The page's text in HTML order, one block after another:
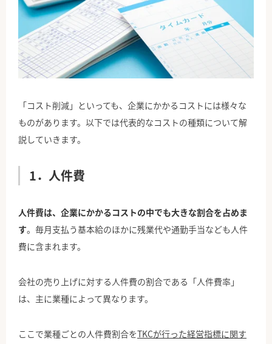
「コスト削減」といっても、企業にかかるコストには様々な
ものがあります。以下では代表的なコストの種類について解
説していきます。
1．人件費
人件費は、企業にかかるコストの中でも大きな割合を占めま
す。毎月支払う基本給のほかに残業代や通勤手当なども人件
費に含まれます。
会社の売り上げに対する人件費の割合である「人件費率」
は、主に業種によって異なります。
ここで業種ごとの人件費割合をTKCが行った経営指標に関す